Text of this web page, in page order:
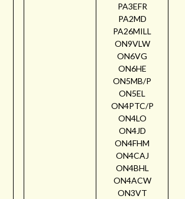
PA3EFR
PA2MD
PA26MILL
ON9VLW
ON6VG
ON6HE
ON5MB/P
ON5EL
ON4PTC/P
ON4LO
ON4JD
ON4FHM
ON4CAJ
ON4BHL
ON4ACW
ON3VT